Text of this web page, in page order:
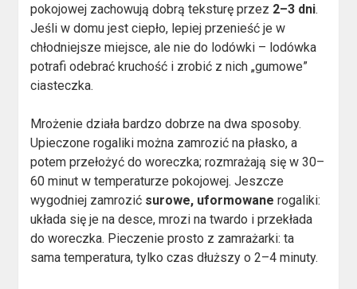
pokojowej zachowują dobrą teksturę przez 2–3 dni.
Jeśli w domu jest ciepło, lepiej przenieść je w
chłodniejsze miejsce, ale nie do lodówki – lodówka
potrafi odebrać kruchość i zrobić z nich „gumowe”
ciasteczka.
Mrożenie działa bardzo dobrze na dwa sposoby.
Upieczone rogaliki można zamrozić na płasko, a
potem przełożyć do woreczka; rozmrażają się w 30–
60 minut w temperaturze pokojowej. Jeszcze
wygodniej zamrozić surowe, uformowane rogaliki:
układa się je na desce, mrozi na twardo i przekłada
do woreczka. Pieczenie prosto z zamrażarki: ta
sama temperatura, tylko czas dłuższy o 2–4 minuty.